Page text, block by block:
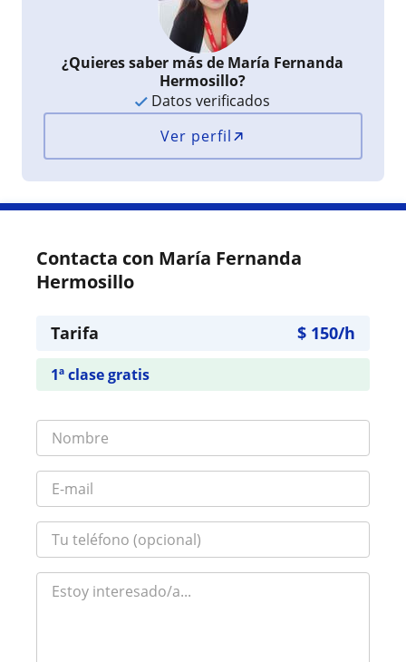
¿Quieres saber más de María Fernanda
Hermosillo?
Datos verificados
Ver perfil
Contacta con María Fernanda
Hermosillo
Tarifa $ 150/h
1ª clase gratis